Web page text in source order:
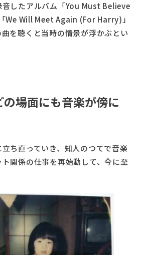
音したアルバム「You Must Believe
We Will Meet Again (For Harry)」
を聴くと当時の情景が浮かぶとい
場面にも音楽が傍に
ち直っていき、知人のつてで音楽
関係の仕事を再始動して、今に至